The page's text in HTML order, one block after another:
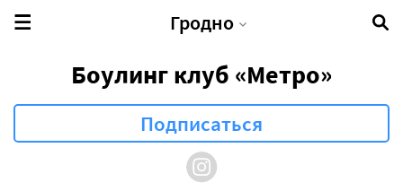
Гродно
Боулинг клуб «Метро»